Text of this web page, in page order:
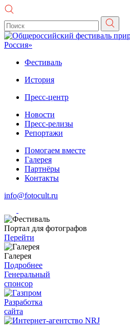
Фестиваль
История
Пресс-центр
Новости
Пресс-релизы
Репортажи
Помогаем вместе
Галерея
Партнёры
Контакты
info@fotocult.ru
Портал для фотографов
Перейти
Галерея
Подробнее
Генеральный
спонсор
Разработка
сайта